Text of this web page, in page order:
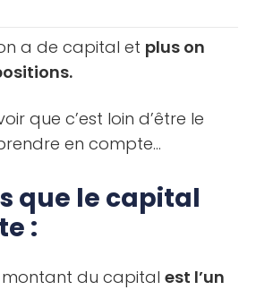
a de capital et plus on
que c’est loin d’être le
en compte…
que le capital
:
montant du capital est l’un